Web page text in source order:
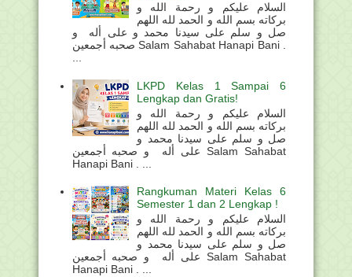
السلام عليكم و رحمة الله و
بركاته بسم الله و الحمد لله اللهم
صل و سلم على سيدنا محمد و على أله و
صحبه أجمعين Salam Sahabat Hanapi Bani .
...
LKPD Kelas 1 Sampai 6
Lengkap dan Gratis!
السلام عليكم و رحمة الله و
بركاته بسم الله و الحمد لله اللهم
صل و سلم على سيدنا محمد و
على أله و صحبه أجمعين Salam Sahabat
Hanapi Bani . ...
Rangkuman Materi Kelas 6
Semester 1 dan 2 Lengkap !
السلام عليكم و رحمة الله و
بركاته بسم الله و الحمد لله اللهم
صل و سلم على سيدنا محمد و
على أله و صحبه أجمعين Salam Sahabat
Hanapi Bani . ...